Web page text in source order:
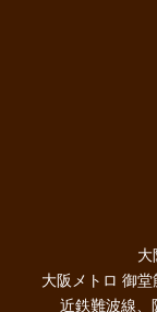
大
大阪メトロ 御
近鉄難波線、